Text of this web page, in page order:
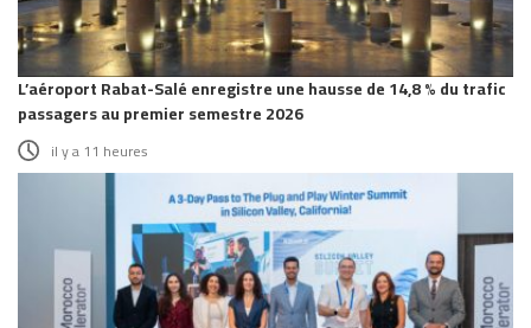
L’aéroport Rabat-Salé enregistre une hausse de 14,8 % du trafic
passagers au premier semestre 2026
il y a 11 heures